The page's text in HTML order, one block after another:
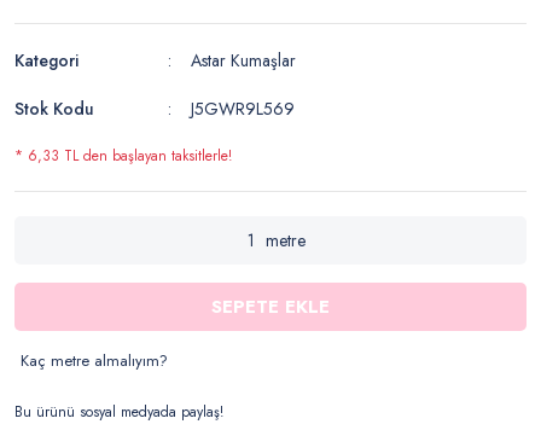
Kategori
Astar Kumaşlar
Stok Kodu
J5GWR9L569
* 6,33 TL den başlayan taksitlerle!
metre
SEPETE EKLE
Kaç metre almalıyım?
Bu ürünü sosyal medyada paylaş!